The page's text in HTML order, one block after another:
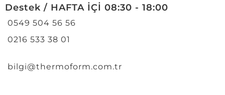
Destek / HAFTA İÇİ 08:30 - 18:00
0549 504 56 56
0216 533 38 01
bilgi@thermoform.com.tr